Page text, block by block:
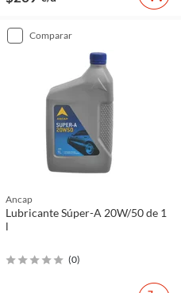
comparar
Ancap
Lubricante Súper-A 20W/50 de 1
l
(0)